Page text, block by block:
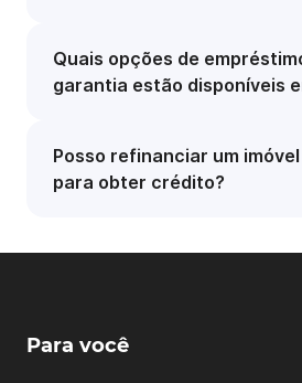
Quais opções de
garantia estão disponíveis
Posso refinanciar um
para obter crédito?
Para você